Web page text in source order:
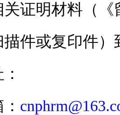
关证明材料（
件或复印件